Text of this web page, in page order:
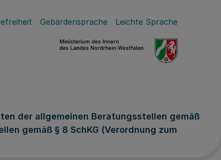
Gebärdensprache Leichte Sprache
der allgemeinen Beratungsstellen gemäß
gemäß § 8 SchKG (Verordnung zum